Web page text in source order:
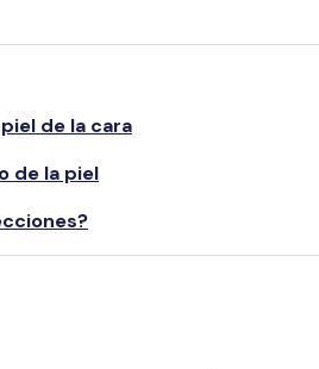
de la cara
de la piel